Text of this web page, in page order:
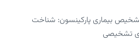
بیماری پارکینسون: شناخت
تشخیصی